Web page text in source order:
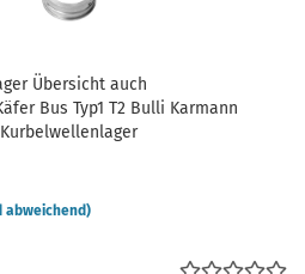
Übersicht auch
Bus Typ1 T2 Bulli Karmann
Kurbelwellenlager
abweichend)